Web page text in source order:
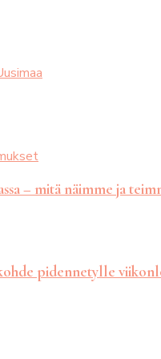
– mitä näimme ja
pidennetylle